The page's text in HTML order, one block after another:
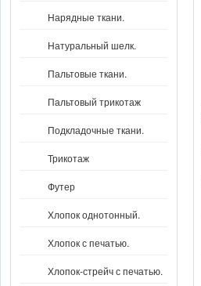
Нарядные ткани.
Натуральный шелк.
Пальтовые ткани.
Пальтовый трикотаж
Подкладочные ткани.
Трикотаж
Футер
Хлопок однотонный.
Хлопок с печатью.
Хлопок-стрейч с печатью.